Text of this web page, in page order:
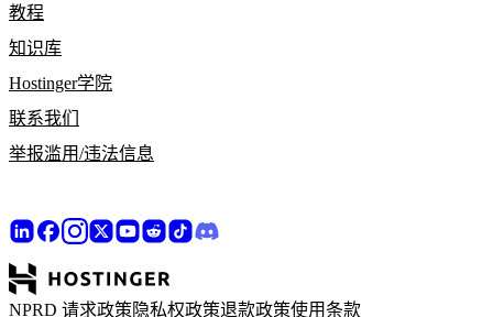
教程
知识库
Hostinger学院
联系我们
举报滥用/违法信息
NPRD 请求政策 隐私权政策退款政策使用条款